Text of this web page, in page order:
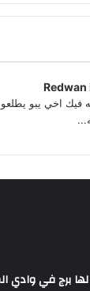
Redwan
فيك اخي يبو
برج في وادي